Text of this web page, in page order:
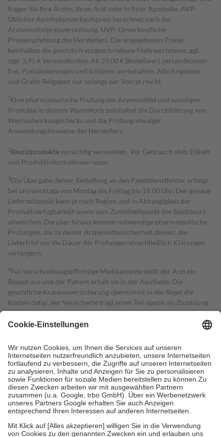
fragen Sie Ihre Ärztin, Ihren Arzt oder in Ihrer Apotheke. AVP:
Üblicher Apothekenverkaufspreis berechnet nach der
Arzneimittelpreisverordnung. UVP: Unverbindliche
Preisempfehlung des Herstellers. Die angegebenen Preise
beinhalten die gesetzlich vorgeschriebene Mehrwertsteuer, ggf.
zzgl. 3,95 € Versandkosten. Ab 29,00 € Bestell­wert versand­kosten­
frei. Preisänderungen und Irrtümer vorbehalten. Alle Angebote
und Gratis-Beigaben nur solange der Vorrat reicht.
1 Eine pharmazeutische Prüfung der Arzneimittel und sonstigen
Produkte in deinem Warenkorb beinhaltet die Durchführung von
Wechselwirkungschecks und die Prüfung etwaiger
Anwendungshinweise des Herstellers.
2Biozidproduktevorsichtig verwenden. Vor Gebrauch stets Etikett
und Produktinformationen lesen.
3Die Übergabe deiner Bestellung an den Paketdienstleister erfolgt
bei uns werktags von Montag bis Freitag bis 18:00 Uhr. Der genaue
Lieferzeitpunkt kann je nach Region und in Abhängigkeit der
Produktverfügbarkeit sowie vom Zustellzeitpunkt des Spediteurs
abweichen. Darüber hinaus können notwendige pharmazeutische
Prüfungen, die zu deiner Arzneimittelsicherheit dienen, die
Lieferfrist um die Dauer der Prüfungen einschließlich Klärungen
verlängern.
4Für verschreibungspflichtige Medikamente stellt der Arzt ein
Rezept aus und der Patient erhält sie in der Apotheke. Die
gesetzliche Krankenversicherung übernimmt in der Regel die
Kosten dafür, der Versicherte trägt einen Teil davon als Zuzahlung
mit.
Grundsätzlich leisten Mitglieder Zuzahlungen in Höhe von zehn
höchstens zehn Euro.
Es sind jedoch nie mehr als die tatsächlichen
Kosten der Leistung zu entrichten.
Diese Regeln gelten grundsätzlich auch für Online-Apotheken.
Bei Heilmitteln und häuslicher Krankenpflege beträgt die
Zuzahlung zehn Prozent der Kosten sowie zehn Euro je
Verordnung.
Um das Engagement der Versicherten für ihre eigene Gesundheit zu
stärken und die besondere Stellung der Familie zu unterstützen,
fallenkeine Zuzahlungenan bei: